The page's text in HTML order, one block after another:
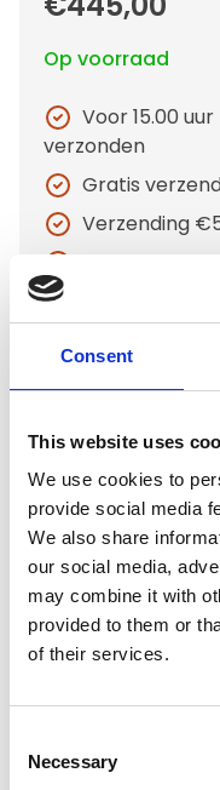
Consent
This website uses
We use cookies to
provide social media
We also share
our social media,
may combine it with
provided to them or
of their services.
Selection
Necessary
Op voorraad
Voor 15.00
verzonden
Gratis
Verzending
In